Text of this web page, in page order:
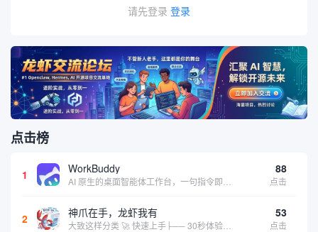
请先登录 登录
点击榜
1 WorkBuddy 88
点击
2 神爪在手，龙虾我有 53
点击